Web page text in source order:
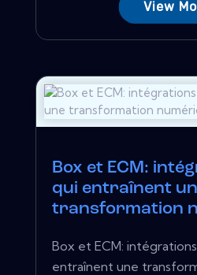
View
Box et ECM:
qui entraînent
transformation
Box et ECM:
entraînent une